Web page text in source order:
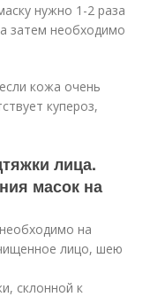
нужно 1-2 раза
затем необходимо
кожа очень
купероз,
лица.
масок на
на
лицо, шею
склонной к